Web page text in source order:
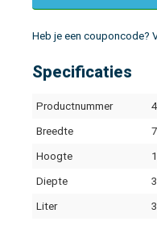
Heb je een couponcode?
Specificaties
Productnummer
Breedte
Hoogte
Diepte
Liter